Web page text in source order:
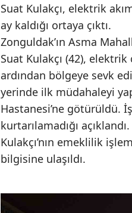
Suat Kulakçı, elektrik
ay kaldığı ortaya çıktı.
Zonguldak’ın Asma
Suat Kulakçı (42),
ardından bölgeye sevk
yerinde ilk müdahaleyi
Hastanesi’ne götürüldü.
kurtarılamadığı açıklandı.
Kulakçı’nın emeklilik
bilgisine ulaşıldı.